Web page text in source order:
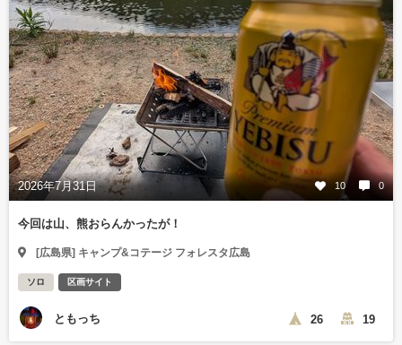
2026年7月31日 10 0
今回は山、熊おらんかったが！
[広島県] キャンプ&コテージ フォレスタ広島
ソロ 区画サイト
ともっち 26 19